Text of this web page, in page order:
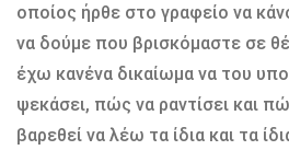
οποίος ήρθε στο γραφείο να
να δούµε που βρισκόµαστε σε
έχω κανένα δικαίωµα να του
ψεκάσει, πώς να ραντίσει και
βαρεθεί να λέω τα ίδια και τα